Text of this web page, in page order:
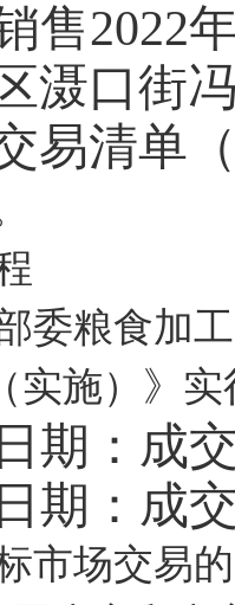
售2022
滠口街
易清单
委粮食加
实施）》实
期：成
期：成
市场交易